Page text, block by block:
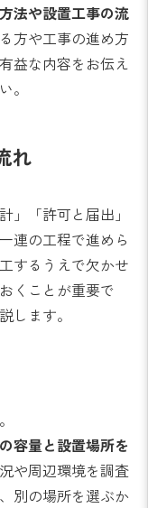
法や設置工事の流
方や工事の進め方
益な内容をお伝え
。
れ
」「許可と届出」
連の工程で進めら
するうえで欠かせ
くことが重要で
します。
容量と設置場所を
や周辺環境を調査
別の場所を選ぶか